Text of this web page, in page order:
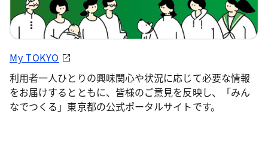
My TOKYO
利用者一人ひとりの興味関心や状況に応じて必要な情報
をお届けするとともに、皆様のご意見を反映し、「みん
なでつくる」東京都の公式ポータルサイトです。